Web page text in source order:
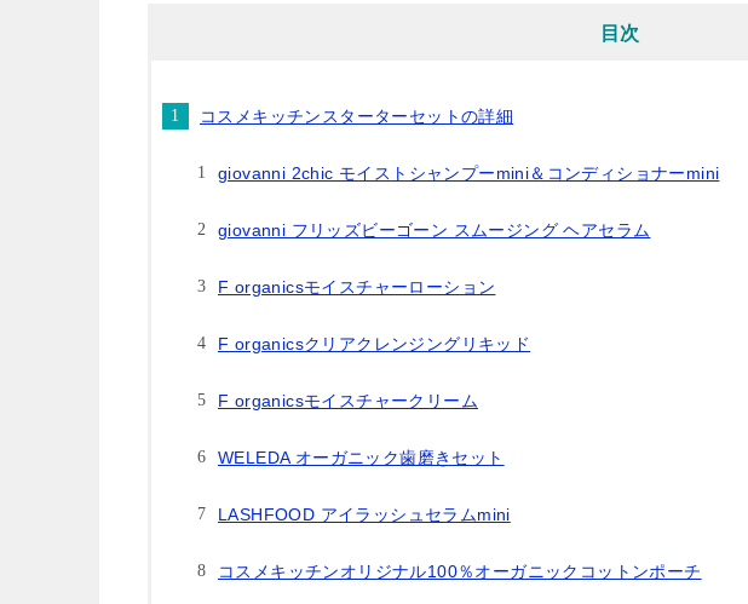
目次
コスメキッチンスターターセットの詳細
giovanni 2chic モイストシャンプーmini＆コンディショナーmini
giovanni フリッズビーゴーン スムージング ヘアセラム
F organicsモイスチャーローション
F organicsクリアクレンジングリキッド
F organicsモイスチャークリーム
WELEDA オーガニック歯磨きセット
LASHFOOD アイラッシュセラムmini
コスメキッチンオリジナル100％オーガニックコットンポーチ